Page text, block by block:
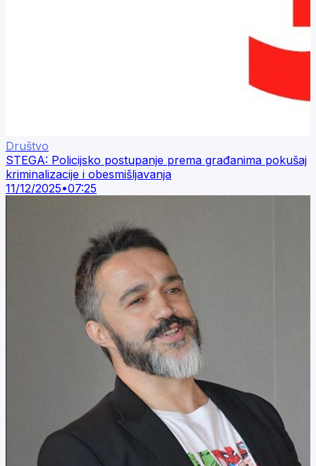
Društvo
STEGA: Policijsko postupanje prema građanima pokušaj
kriminalizacije i obesmišljavanja
11/12/2025•07:25